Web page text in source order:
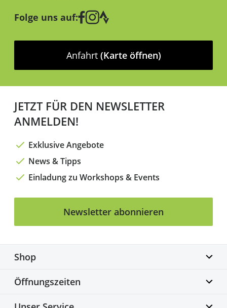
Folge uns auf:
Anfahrt (Karte öffnen)
JETZT FÜR DEN NEWSLETTER
ANMELDEN!
Exklusive Angebote
News & Tipps
Einladung zu Workshops & Events
Newsletter abonnieren
Shop
Biketime GmbH
Alter Flughafen 7a
Öffnungszeiten